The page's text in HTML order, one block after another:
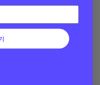
로 Phone을 안전하